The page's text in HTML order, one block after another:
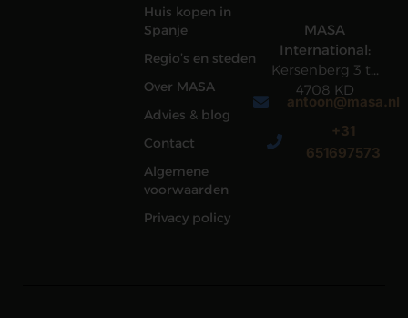
Huis kopen in
Spanje
Regio’s en steden
Over MASA
Advies & blog
Contact
Algemene
voorwaarden
Privacy policy
MASA
International:
Kersenberg 3 te
4708 KD
Roosendaal
antoon@masa.nl
+31
651697573